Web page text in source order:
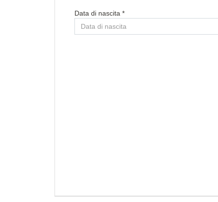
Paese di residenza *
Data di nascita *